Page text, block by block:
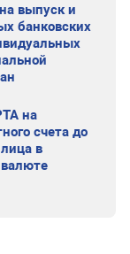
выпуск и
банковских
на
счета до
в